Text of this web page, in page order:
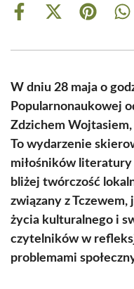
Share
Share
(Twitter)
Share
W dniu 28 maja o
Popularnonaukowej
Zdzichem Wojtasiem,
To wydarzenie
miłośników
bliżej twórczość
związany z
życia kulturalnego i
czytelników w
problemami